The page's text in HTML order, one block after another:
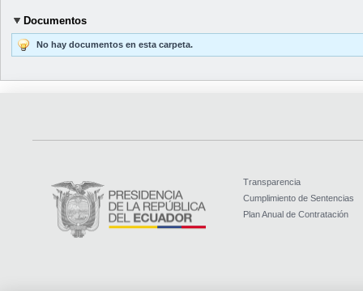
Documentos
No hay documentos en esta carpeta.
Transparencia
Cumplimiento de Sentencias
Plan Anual de Contratación